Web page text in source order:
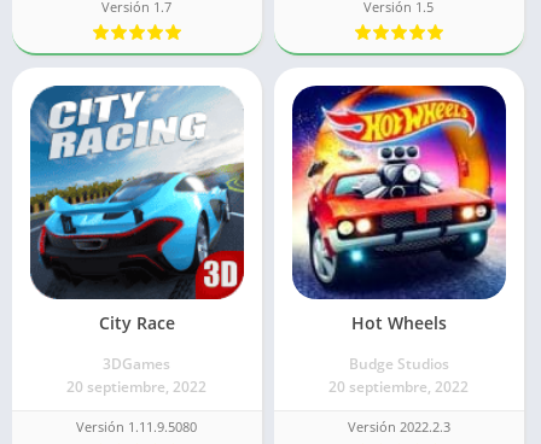
Versión 1.7 Versión 1.5
City Race
3DGames
20 septiembre, 2022
Versión 1.11.9.5080
Hot Wheels
Budge Studios
20 septiembre, 2022
Versión 2022.2.3